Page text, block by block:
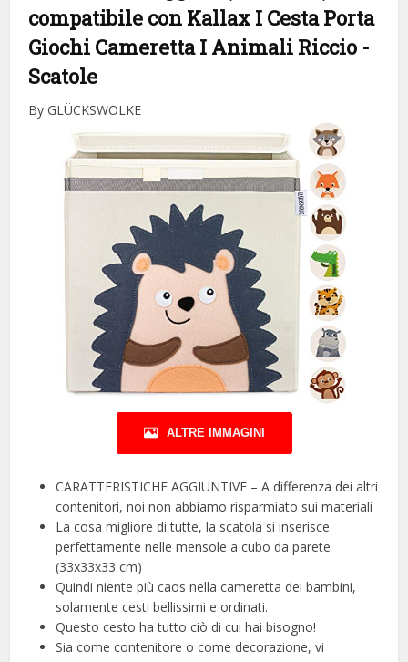
compatibile con Kallax I Cesta Porta
Giochi Cameretta I Animali Riccio -
Scatole
By GLÜCKSWOLKE
ALTRE IMMAGINI
CARATTERISTICHE AGGIUNTIVE – A differenza dei altri
contenitori, noi non abbiamo risparmiato sui materiali
La cosa migliore di tutte, la scatola si inserisce
perfettamente nelle mensole a cubo da parete
(33x33x33 cm)
Quindi niente più caos nella cameretta dei bambini,
solamente cesti bellissimi e ordinati.
Questo cesto ha tutto ciò di cui hai bisogno!
Sia come contenitore o come decorazione, vi